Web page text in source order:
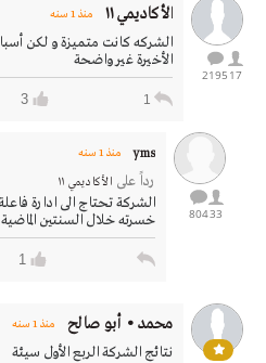
17
2195
الأكاديمي ١١ منذ 1 سنه
الشركه كانت متميزة و لكن
الأخيرة غير واضحة
1
3
33
804
yms منذ 1 سنه
رداً على الأكاديمي ١١
الشركة تحتاج الى ادارة
خسرته خلال السنتين الماضية
1
محمد • أبو صالح منذ 1 سنه
نتائج الشركة الربع الأول سيئة